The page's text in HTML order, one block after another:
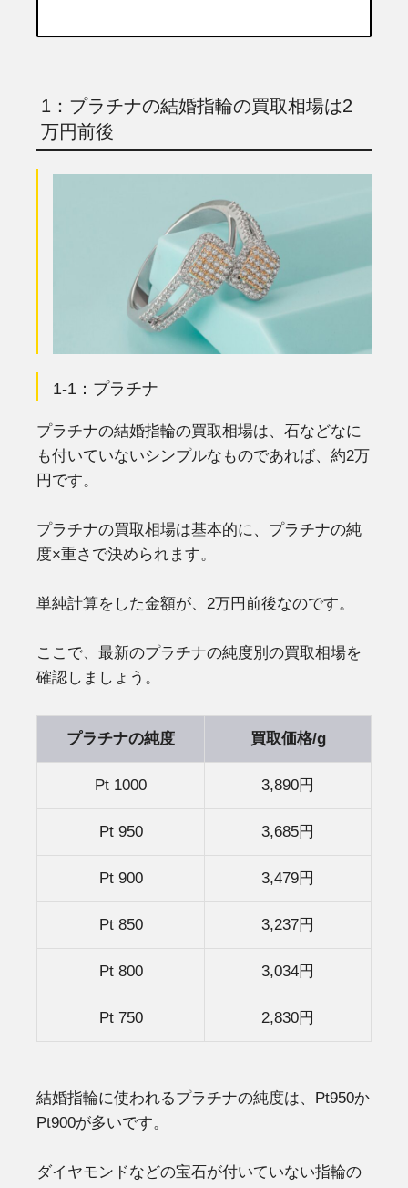
1：プラチナの結婚指輪の買取相場は2
万円前後
1-1：プラチナ
プラチナの結婚指輪の買取相場は、石などなに
も付いていないシンプルなものであれば、約2万
円です。
プラチナの買取相場は基本的に、プラチナの純
度×重さで決められます。
単純計算をした金額が、2万円前後なのです。
ここで、最新のプラチナの純度別の買取相場を
確認しましょう。
プラチナの純度 買取価格/g
Pt 1000 3,890円
Pt 950 3,685円
Pt 900 3,479円
Pt 850 3,237円
Pt 800 3,034円
Pt 750 2,830円
結婚指輪に使われるプラチナの純度は、Pt950か
Pt900が多いです。
ダイヤモンドなどの宝石が付いていない指輪の